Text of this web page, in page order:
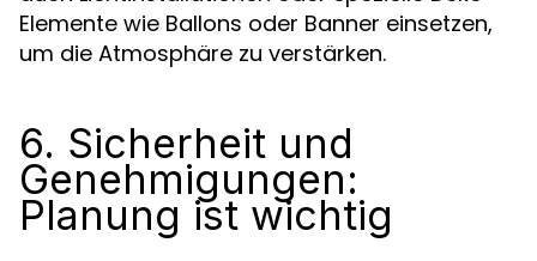
Elemente wie Ballons oder Banner einsetzen,
um die Atmosphäre zu verstärken.
6. Sicherheit und
Genehmigungen:
Planung ist wichtig